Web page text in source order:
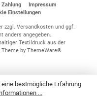
Zahlung
Impressum
Einstellungen
zzgl. Versandkostenund ggf.
anders angegeben.
Textildruck aus der
Theme by ThemeWare®
bestmögliche Erfahrung
...